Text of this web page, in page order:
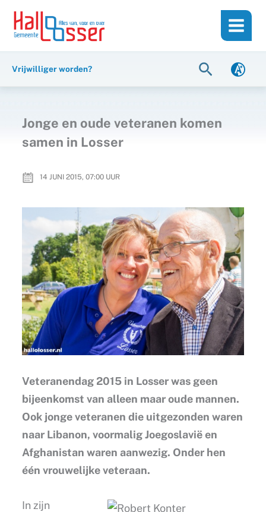
inhoud
naar
Vrijwilliger worden? Zoeken
Jonge en oude veteranen komen
samen in Losser
14 JUNI 2015, 07:00UUR
Veteranendag 2015 in Losser was geen
bijeenkomst van alleen maar oude mannen.
Ook jonge veteranen die uitgezonden waren
naar Libanon, voormalig Joegoslavië en
Afghanistan waren aanwezig. Onder hen
één vrouwelijke veteraan.
In zijn